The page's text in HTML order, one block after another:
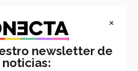
de Fudan, Programas
Internacionales
×
newsletter de
noticias: